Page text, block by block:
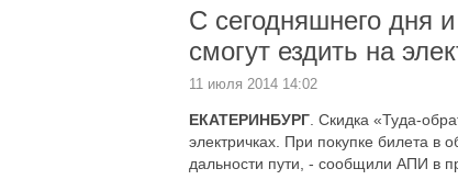
С сегодняшнего дня
смогут ездить на
11 июля 2014 14:02
ЕКАТЕРИНБУРГ . Скидка «Туда-
электричках. При покупке билета в
дальности пути, - сообщили АПИ в